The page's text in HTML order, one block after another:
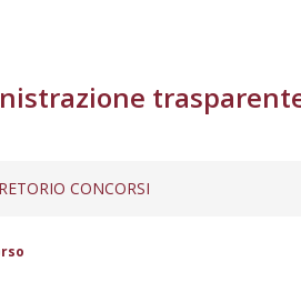
CONCORSI